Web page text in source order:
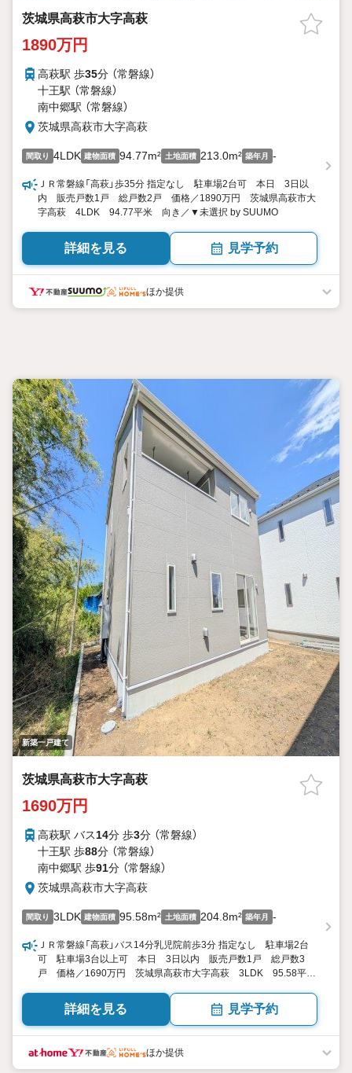
茨城県高萩市大字高萩
1890万円
高萩駅 歩35分 （常磐線）
十王駅 （常磐線）
南中郷駅 （常磐線）
茨城県高萩市大字高萩
間取り 4LDK 建物面積 94.77m² 土地面積 213.0m² 築年月 -
ＪＲ常磐線「高萩」歩35分 指定なし 駐車場2台可 本日 3日以
内 販売戸数1戸 総戸数2戸 価格／1890万円 茨城県高萩市大
字高萩 4LDK 94.77平米 向き／▼未選択 by SUUMO
詳細を見る 見学予約
ほか提供
新築一戸建て
茨城県高萩市大字高萩
1690万円
高萩駅 バス14分 歩3分 （常磐線）
十王駅 歩88分 （常磐線）
南中郷駅 歩91分 （常磐線）
茨城県高萩市大字高萩
間取り 3LDK 建物面積 95.58m² 土地面積 204.8m² 築年月 -
ＪＲ常磐線「高萩」バス14分乳児院前歩3分 指定なし 駐車場2台
可 駐車場3台以上可 本日 3日以内 販売戸数1戸 総戸数3
戸 価格／1690万円 茨城県高萩市大字高萩 3LDK 95.58平米
詳細を見る 見学予約
ほか提供